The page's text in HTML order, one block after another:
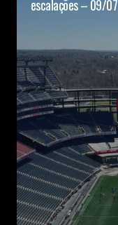
escalações – 09/07